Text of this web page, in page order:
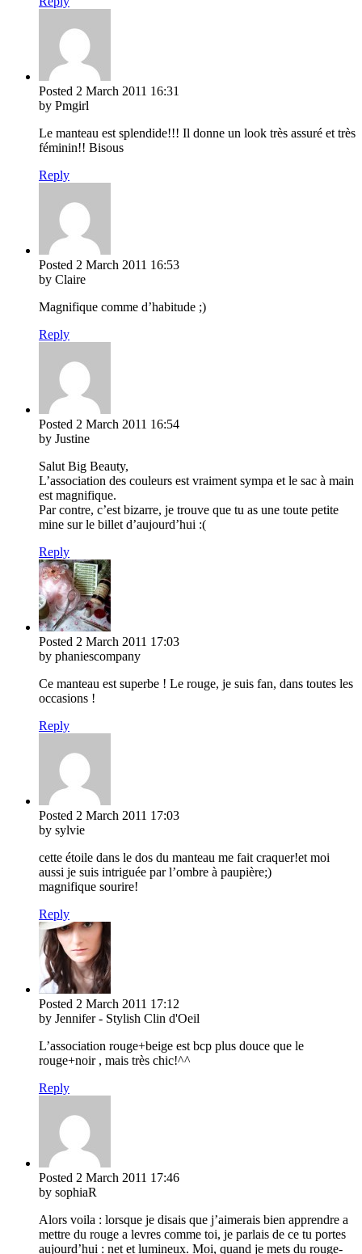
Posted 2 March 2011 16:31
by Pmgirl
Le manteau est splendide!!! Il donne un look très assuré et très
féminin!! Bisous
Reply
Posted 2 March 2011 16:53
by Claire
Magnifique comme d’habitude ;)
Reply
Posted 2 March 2011 16:54
by Justine
Salut Big Beauty,
L’association des couleurs est vraiment sympa et le sac à main
est magnifique.
Par contre, c’est bizarre, je trouve que tu as une toute petite
mine sur le billet d’aujourd’hui :(
Reply
Posted 2 March 2011 17:03
by phaniescompany
Ce manteau est superbe ! Le rouge, je suis fan, dans toutes les
occasions !
Reply
Posted 2 March 2011 17:03
by sylvie
cette étoile dans le dos du manteau me fait craquer!et moi
aussi je suis intriguée par l’ombre à paupière;)
magnifique sourire!
Reply
Posted 2 March 2011 17:12
by Jennifer - Stylish Clin d'Oeil
L’association rouge+beige est bcp plus douce que le
rouge+noir , mais très chic!^^
Reply
Posted 2 March 2011 17:46
by sophiaR
Alors voila : lorsque je disais que j’aimerais bien apprendre a
mettre du rouge a levres comme toi, je parlais de ce tu portes
aujourd’hui : net et lumineux. Moi, quand je mets du rouge-